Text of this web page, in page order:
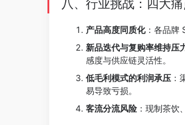
八、行业挑战：四大
产品高度同质化：各品牌
新品迭代与复购率维持压
感度与供应链灵活性。
低毛利模式的利润承压 ：
易导致亏损。
客流分流风险 ：现制茶饮